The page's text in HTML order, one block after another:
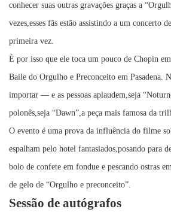
conhecer suas outras gravações graças a
vezes,esses fãs estão assistindo a um concerto
primeira vez.
É por isso que ele toca um pouco de Chopin
Baile do Orgulho e Preconceito em Pasadena.
importar — e as pessoas aplaudem,seja
polonês,seja “Dawn”,a peça mais famosa da
O evento é uma prova da influência do filme
espalham pelo hotel fantasiados,posando para
bolo de confete em fondue e pescando ostras
de gelo de “Orgulho e preconceito”.
Sessão de autógrafos